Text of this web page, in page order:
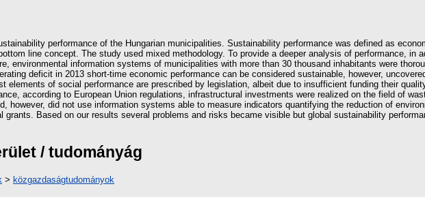
performance of the Hungarian municipalities. Sustainability performance was defined as
line concept. The study used mixed methodology. To provide a deeper analysis of performance, in
environmental information systems of municipalities with more than 30 thousand inhabitants were
deficit in 2013 short-time economic performance can be considered sustainable, however,
elements of social performance are prescribed by legislation, albeit due to insufficient funding their
according to European Union regulations, infrastructural investments were realized on the field of
however, did not use information systems able to measure indicators quantifying the reduction of
grants. Based on our results several problems and risks became visible but global sustainability
/ tudományág
> közgazdaságtudományok